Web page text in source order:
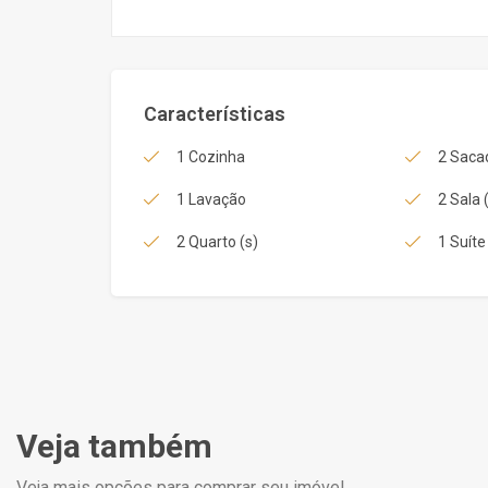
Características
1 Cozinha
1 Lavação
2 Quarto (s)
2
2 Sala
1 Suíte
Veja também